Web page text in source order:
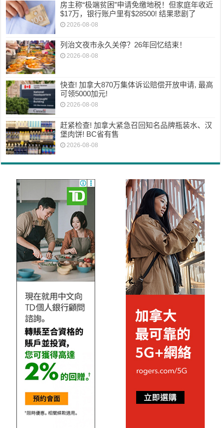
房主称“极端贫困”申请免缴地税！但家庭年收近
$17万，银行账户里有$28500! 结果悲剧了
2026-08-08
列治文夜市永久关停？26年回忆结束！
2026-08-08
快查! 加拿大870万集体诉讼赔偿开放申请, 最高
可领5000加元!
2026-08-08
赶紧检查! 加拿大紧急召回知名品牌瓶装水、汉
堡肉饼! BC省有售
2026-08-08